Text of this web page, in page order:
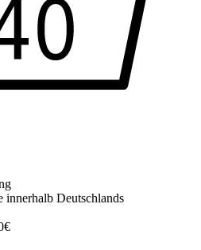
innerhalb Deutschlands